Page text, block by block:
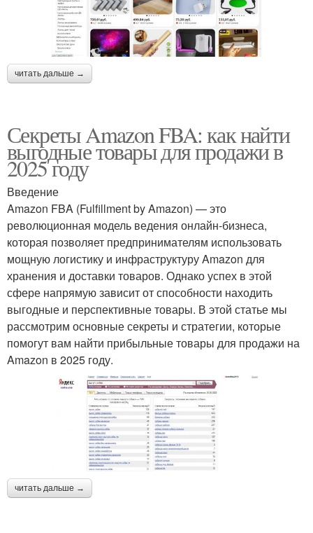
читать дальше →
Секреты Amazon FBA: как найти
выгодные товары для продажи в
2025 году
Введение
Amazon FBA (Fulfillment by Amazon) — это
революционная модель ведения онлайн-бизнеса,
которая позволяет предпринимателям использовать
мощную логистику и инфраструктуру Amazon для
хранения и доставки товаров. Однако успех в этой
сфере напрямую зависит от способности находить
выгодные и перспективные товары. В этой статье мы
рассмотрим основные секреты и стратегии, которые
помогут вам найти прибыльные товары для продажи на
Amazon в 2025 году.
читать дальше →